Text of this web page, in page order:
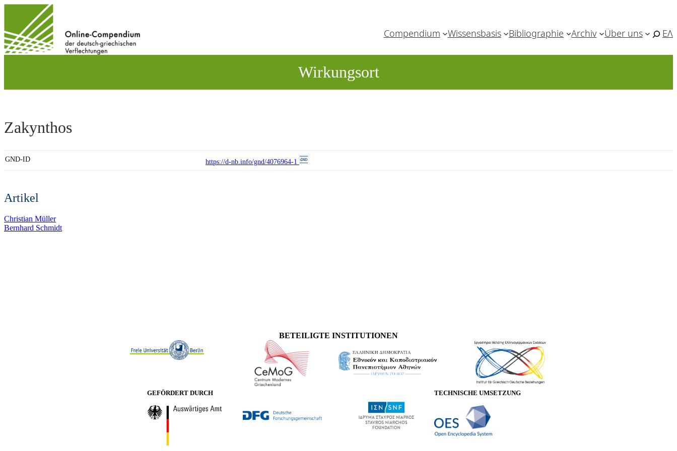
wechseln
Compendium Wissensbasis Bibliographie Archiv Über uns ΕΛ
Wirkungsort
Zakynthos
GND-ID https://d-nb.info/gnd/4076964-1
Artikel
Christian Müller
Bernhard Schmidt
BETEILIGTE INSTITUTIONEN
GEFÖRDERT DURCH TECHNISCHE UMSETZUNG